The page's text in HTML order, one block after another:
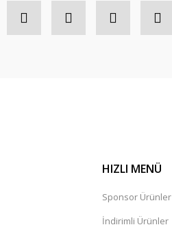
HIZLI MENÜ
Sponsor Ürünler
İndirimli Ürünler